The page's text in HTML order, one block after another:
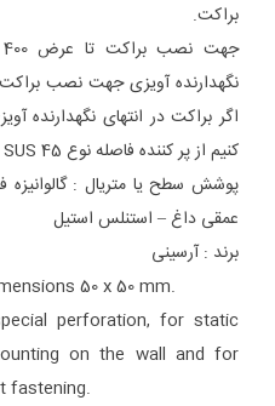
براکت.
نگهدارنده آویزی جهت نصب
اگر براکت در انتهای
کنیم از پر کننده فاصله نوع SUS 45 استفاده شود.
پوشش سطح یا متریال : گالوانیزه
عمقی داغ – استنلس استیل
برند : آرسینی
50 x 50 mm.
perforation, for static
on the wall and for
fastening.